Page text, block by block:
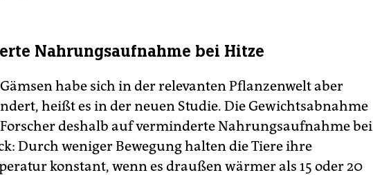
Nahrungsaufnahme bei Hitze
habe sich in der relevanten Pflanzenwelt aber
heißt es in der neuen Studie. Die Gewichtsabnahme
deshalb auf verminderte Nahrungsaufnahme bei
Durch weniger Bewegung halten die Tiere ihre
konstant, wenn es draußen wärmer als 15 oder 20